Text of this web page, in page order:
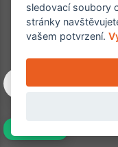
Machkova
fotografií, grafiky a
sledovací soubory
stránky
vašem potvrzení.